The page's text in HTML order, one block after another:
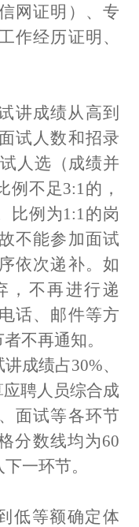
网证明）、专
作经历证明、
讲成绩从高到
试人数和招录
人选（成绩并
例不足3:1的，
比例为1:1的岗
不能参加面试
依次递补。如
，不再进行递
话、邮件等方
不再通知。
成绩占30%、
聘人员综合成
面试等各环节
分数线均为60
一环节。
低等额确定体